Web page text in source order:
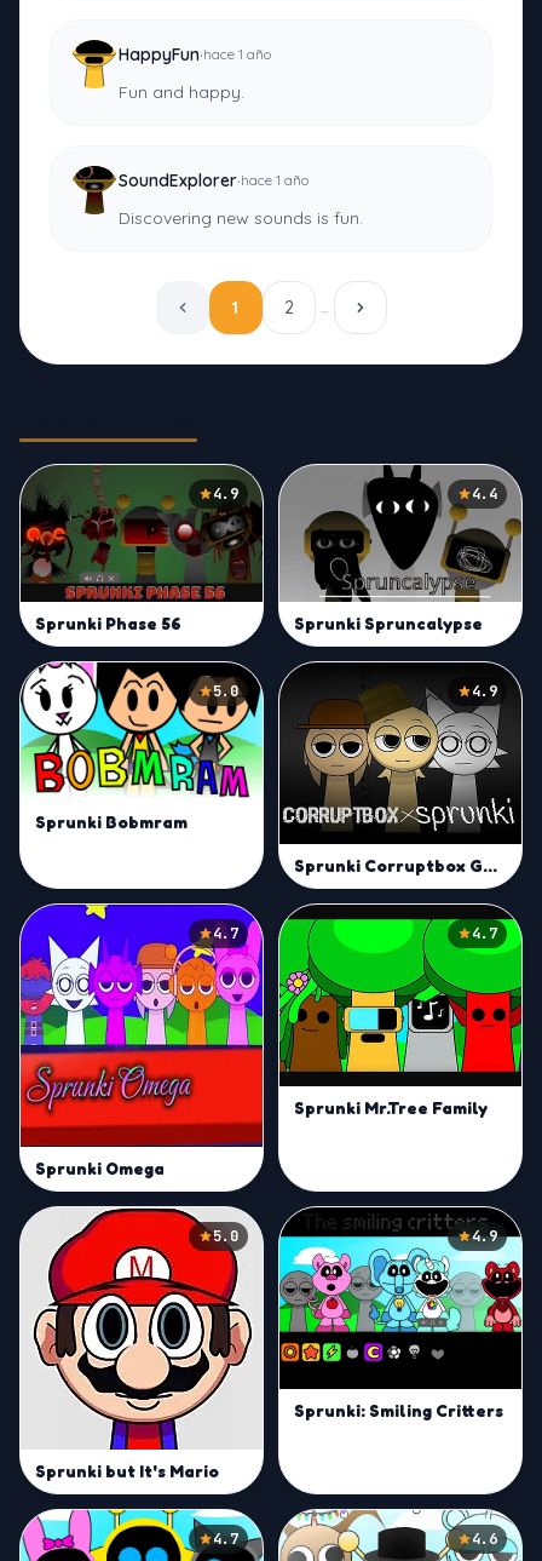
HappyFun·hace 1 año
Fun and happy.
SoundExplorer·hace 1 año
Discovering new sounds is fun.
1 2 …
4.9
Sprunki Phase 56
4.4
Sprunki Spruncalypse
5.0
Sprunki Bobmram
4.9
Sprunki Corruptbox Goreless
4.7
Sprunki Omega
4.7
Sprunki Mr.Tree Family
5.0
Sprunki but It's Mario
4.9
Sprunki: Smiling Critters
4.7 4.6